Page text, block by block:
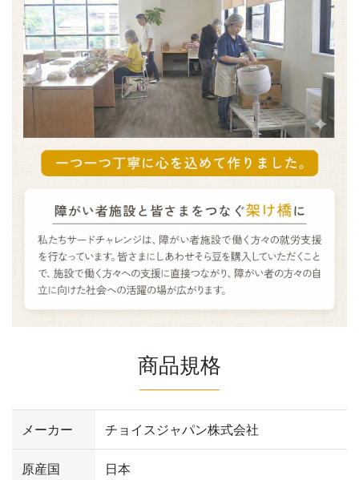
商品規格
メーカー チョイスジャパン株式会社
原産国 日本